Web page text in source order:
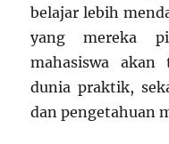
belajar lebih
yang mereka
mahasiswa
dunia praktik,
dan pengetahuan